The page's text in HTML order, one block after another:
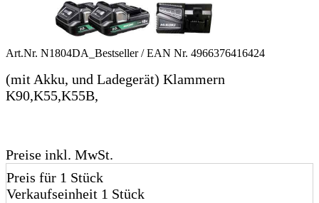
Art.Nr. N1804DA_Bestseller / EAN Nr. 4966376416424
(mit Akku, und Ladegerät) Klammern
K90,K55,K55B,
Preise inkl. MwSt.
Preis für 1 Stück
Verkaufseinheit 1 Stück